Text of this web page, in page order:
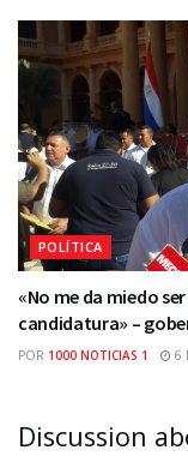
POLÍTICA
«No me da miedo
candidatura» –
POR 1000 NOTICIAS 1 6
Discussion